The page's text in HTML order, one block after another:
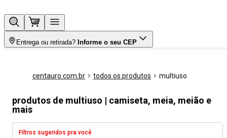
Entrega ou retirada? Informe o seu CEP
centauro.com.br todos os produtos multiuso
produtos de multiuso | camiseta, meia, meião e
mais
Filtros sugeridos pra você